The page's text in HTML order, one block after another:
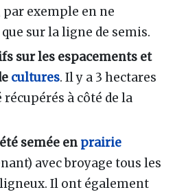
exemple en ne
sur la ligne de semis.
sur les espacements et
cultures. Il y a 3 hectares
à côté de la
semée en prairie
avec broyage tous les
ligneux. Il ont également